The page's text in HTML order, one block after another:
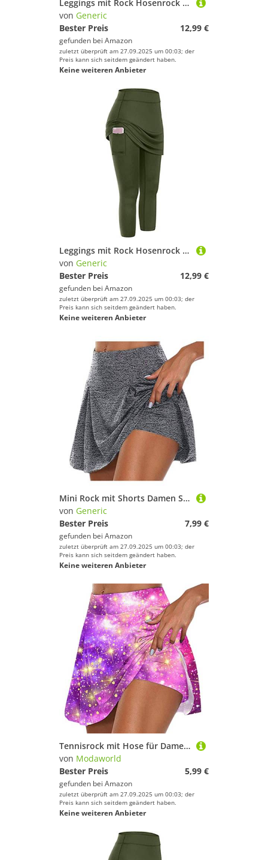
Leggings mit Rock Hosenrock Damen Tennisrock Sportrock Laufrock Golfrock Wanderrock mit 3/4 Capri Hose Damen Yogahose mit Rock mit Taschen
von Generic
Bester Preis
12,99 €
gefunden bei Amazon
zuletzt überprüft am 27.09.2025 um 00:03; der
Preis kann sich seitdem geändert haben.
Keine weiteren Anbieter
Leggings mit Rock Hosenrock Damen Tennisrock Sportrock Laufrock Golfrock Wanderrock mit 3/4 Capri Hose Damen Yogahose mit Rock mit Taschen
von Generic
Bester Preis
12,99 €
gefunden bei Amazon
zuletzt überprüft am 27.09.2025 um 00:03; der
Preis kann sich seitdem geändert haben.
Keine weiteren Anbieter
Mini Rock mit Shorts Damen Sommer - Tennisrock Damen mit Hose- Skater Rock mit Hose Drunter Basic Dehnbaren High Waist Sportrock Laufröcke Golfrock Tennis Skort für Frauen Teenager Mädchen
von Generic
Bester Preis
7,99 €
gefunden bei Amazon
zuletzt überprüft am 27.09.2025 um 00:03; der
Preis kann sich seitdem geändert haben.
Keine weiteren Anbieter
Tennisrock mit Hose für Damen Minirock Sommerrock Tennis Golf Rock Sportrock Golfrock 2 in1 Sport Leggings Sommer Laufrock Sport Skirt mit Shorts Yoga Skort mit Innenhose Tennis Yoga Hose
von Modaworld
Bester Preis
5,99 €
gefunden bei Amazon
zuletzt überprüft am 27.09.2025 um 00:03; der
Preis kann sich seitdem geändert haben.
Keine weiteren Anbieter